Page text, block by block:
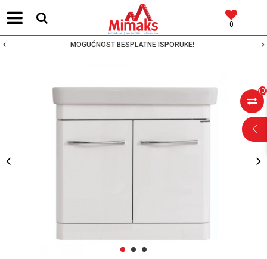
0
MOGUĆNOST BESPLATNE ISPORUKE!
(0)
1 2 3